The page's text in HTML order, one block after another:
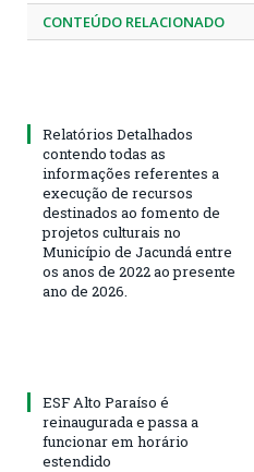
CONTEÚDO RELACIONADO
Relatórios Detalhados
contendo todas as
informações referentes a
execução de recursos
destinados ao fomento de
projetos culturais no
Município de Jacundá entre
os anos de 2022 ao presente
ano de 2026.
ESF Alto Paraíso é
reinaugurada e passa a
funcionar em horário
estendido